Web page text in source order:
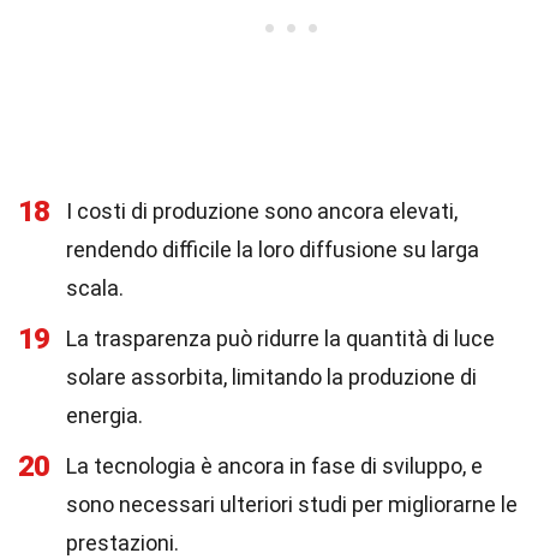
18
I costi di produzione sono ancora elevati,
rendendo difficile la loro diffusione su larga
scala.
19
La trasparenza può ridurre la quantità di luce
solare assorbita, limitando la produzione di
energia.
20
La tecnologia è ancora in fase di sviluppo, e
sono necessari ulteriori studi per migliorarne le
prestazioni.